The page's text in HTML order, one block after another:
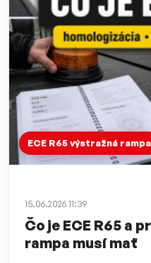
ECE R65 výstražná rampa
15.06.2026 11:39
Čo je ECE R65 a
rampa musí mať